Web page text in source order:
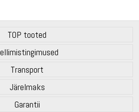
TOP tooted
Transport
Järelmaks
Garantii